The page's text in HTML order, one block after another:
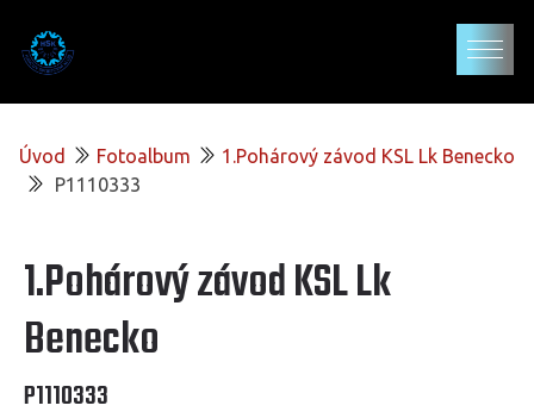
Úvod Fotoalbum
1.Pohárový závod KSL Lk Benecko
P1110333
1.Pohárový závod KSL Lk
Benecko
P1110333